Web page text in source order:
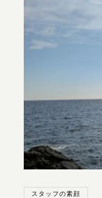
スタッフの素顔